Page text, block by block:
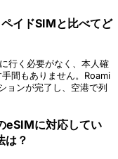
イドSIMと比べてど
行く必要がなく、本人確
間もありません。Roami
ョンが完了し、空港で列
eSIMに対応してい
は？